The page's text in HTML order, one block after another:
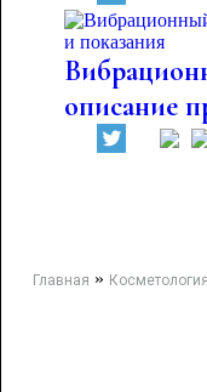
описание
Главная » Косметология